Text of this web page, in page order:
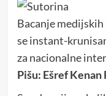
Bacanje
se instant-
za nacionalne
Pišu: Ešref Kenan